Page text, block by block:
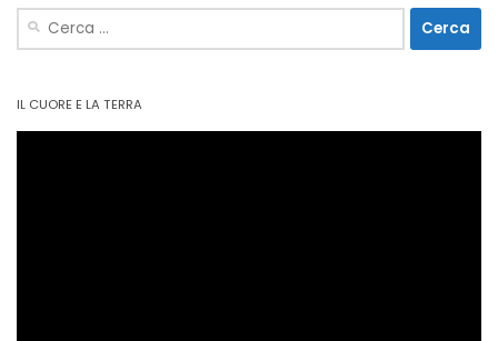
Ricerca
per:
IL CUORE E LA TERRA